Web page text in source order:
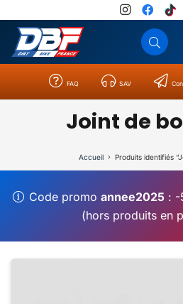
FAQ SAV
Joint de
Accueil Produits identifiés
Code promo annee2025: -
(hors produits en
Catégories Résultats